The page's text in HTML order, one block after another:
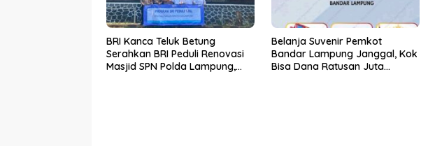
BRI Kanca Teluk Betung
Serahkan BRI Peduli Renovasi
Masjid SPN Polda Lampung,
Belanja Suvenir Pemkot
Bandar Lampung Janggal, Kok
Bisa Dana Ratusan Juta